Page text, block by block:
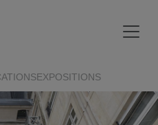
EXPOSITIONS